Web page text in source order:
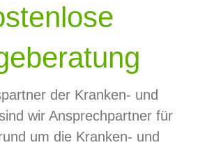
der Kranken- und
wir Ansprechpartner für
um die Kranken- und